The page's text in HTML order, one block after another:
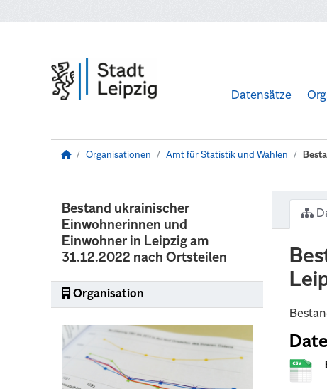
Datensätze
Organisationen Amt für Statistik und Wahlen
Bestand ukrainischer
Einwohnerinnen und
Einwohner in Leipzig am
31.12.2022 nach Ortsteilen
Organisation